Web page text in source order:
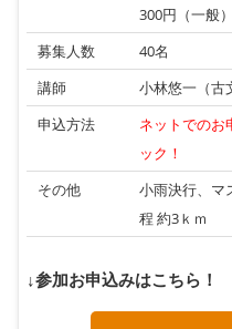
300円（一般）
募集人数
40名
講師
小林悠一（古
申込方法
ネットでのお
ック！
その他
小雨決行、マ
程 約3ｋｍ
↓参加お申込みはこちら！